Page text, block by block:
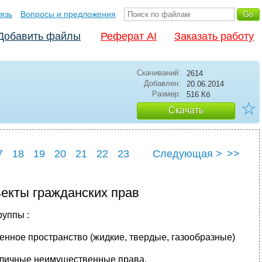
Вопросы и предложения
файлы Реферат AI Заказать работу
Скачиваний:
2614
Добавлен:
20.06.2014
Размер:
516 Кб
Скачать ☆
18 19 20 21 22
23
Следующая > >>
гражданских прав
:
пространство (жидкие, твердые, газообразные)
неимущественные права.